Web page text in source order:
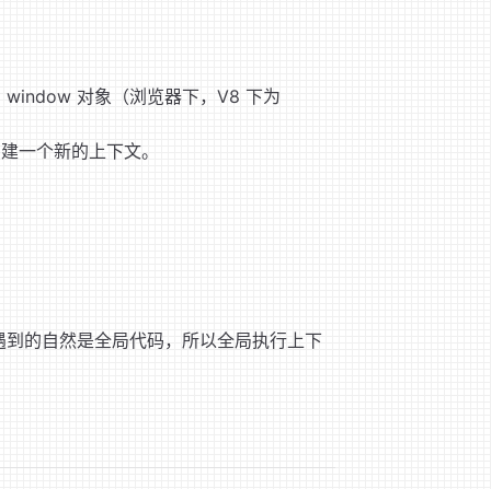
window 对象（浏览器下，V8 下为
一个新的上下文。
的自然是全局代码，所以全局执行上下